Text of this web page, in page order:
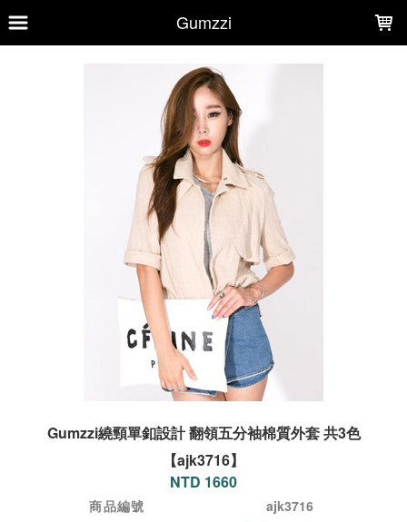
Gumzzi
Gumzzi繞頸單釦設計 翻領五分袖棉質外套 共3色
【ajk3716】
NTD 1660
商品編號
ajk3716